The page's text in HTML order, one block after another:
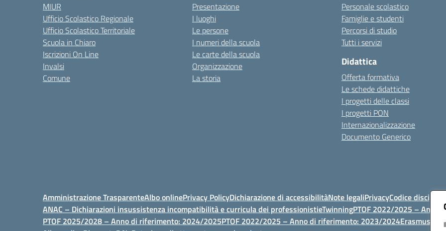
MIUR
Ufficio Scolastico Regionale
Ufficio Scolastico Territoriale
Scuola in Chiaro
Iscrizioni On Line
Invalsi
Comune
Presentazione
I luoghi
Le persone
I numeri della scuola
Le carte della scuola
Organizzazione
La storia
Personale scolastico
Famiglie e studenti
Percorsi di studio
Tutti i servizi
Didattica
Offerta formativa
Le schede didattiche
I progetti delle classi
I progetti PON
Internazionalizzazione
Documento Generico
Amministrazione TrasparenteAlbo onlinePrivacy PolicyDichiarazione di accessibilitàNote legaliPrivacyCodice
ANAC – Dichiarazioni insussistenza incompatibilità e curricula dei professionistieTwinningPTOF 2022/2025 – Anno
PTOF 2025/2028 – Anno di riferimento: 2024/2025PTOF 2022/2025 – Anno di riferimento: 2023/2024Erasmus